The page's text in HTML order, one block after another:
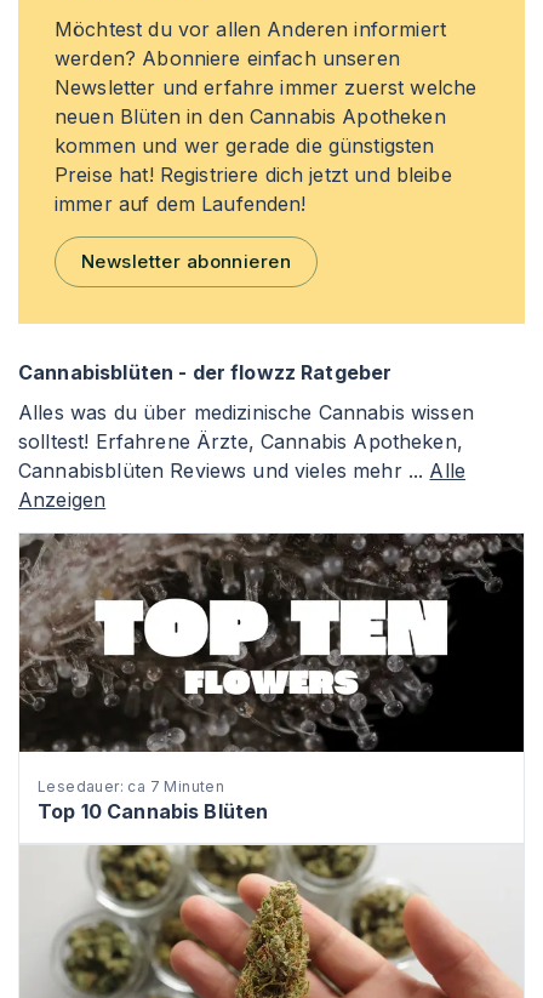
Möchtest du vor allen Anderen informiert
werden? Abonniere einfach unseren
Newsletter und erfahre immer zuerst welche
neuen Blüten in den Cannabis Apotheken
kommen und wer gerade die günstigsten
Preise hat! Registriere dich jetzt und bleibe
immer auf dem Laufenden!
Newsletter abonnieren
Cannabisblüten - der flowzz Ratgeber
Alles was du über medizinische Cannabis wissen
solltest! Erfahrene Ärzte, Cannabis Apotheken,
Cannabisblüten Reviews und vieles mehr ... Alle
Anzeigen
Lesedauer: ca 7 Minuten
Top 10 Cannabis Blüten